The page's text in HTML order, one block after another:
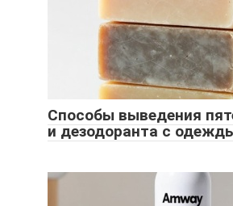
Способы выведения
и дезодоранта с